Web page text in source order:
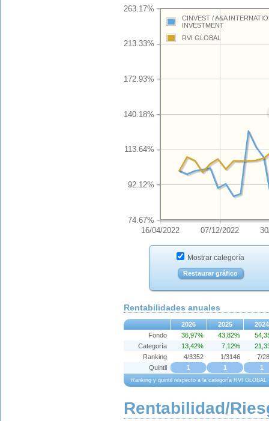
16/04/2022 07/12/2022
74.67%
92.12%
113.64%
140.18%
172.93%
213.33%
263.17%
CINVEST / A&A
INVESTMENT
RVI GLOBAL
Mostrar categoría
Restaurar gráfico
Rentabilidades anuales
2026 2025 2024
Ranking y quintil respecto a la categoría RVI GLOBAL
Fondo 36,97% 43,82%
Categoría
13,42% 7,12%
Ranking
4/3352 1/3146
7/
Quintil
1 1 1
Rentabilidad/